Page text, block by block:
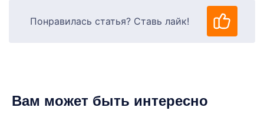
Понравилась статья? Ставь лайк!
Вам может быть интересно